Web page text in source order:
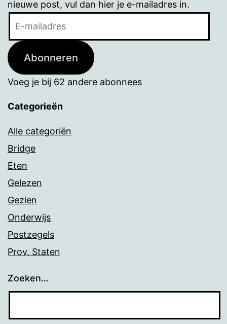
nieuwe post, vul dan hier je e-mailadres in.
Abonneren
Voeg je bij 62 andere abonnees
Categorieën
Alle categoriën
Bridge
Eten
Gelezen
Gezien
Onderwijs
Postzegels
Prov. Staten
Zoeken…